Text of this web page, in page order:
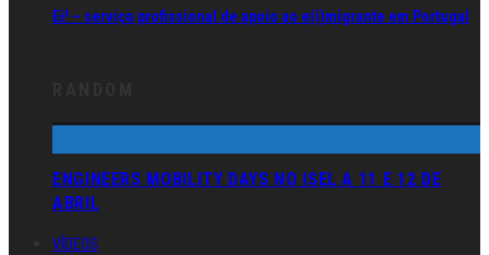
Ei! – serviço profissional de apoio ao e(i)migrante em Portugal
ENGINEERS MOBILITY DAYS NO ISEL A 11 E 12 DE
ABRIL
VÍDEOS